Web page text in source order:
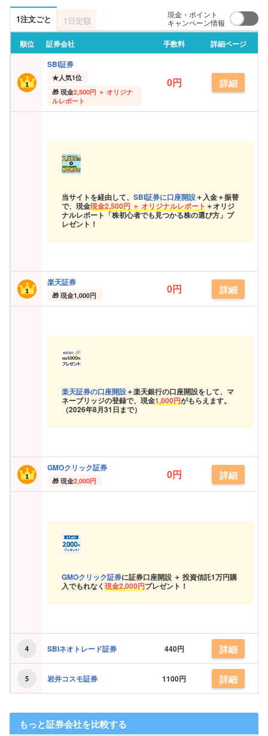
1注文ごと 1日定額
現金・ポイント
キャンペーン情報
順位 証券会社 手数料
詳細ページ
SBI証券
★人気1位
現金2,500円 ＋ オリジナ
ルレポート
0円 詳細
当サイトを経由して、 SBI証券に口座開設＋入金＋振替
で、現金現金2,500円 ＋ オリジナルレポート ＋オリジ
ナルレポート「株初心者でも見つかる株の選び方」プ
レゼント！
楽天証券
現金1,000円 0円 詳細
楽天証券の口座開設＋楽天銀行の口座開設をして、マ
ネーブリッジの登録で、現金1,000円がもらえます。
（2026年8月31日まで）
GMOクリック証券
現金2,000円 0円 詳細
GMOクリック証券に証券口座開設 ＋ 投資信託1万円購
入でもれなく現金2,000円プレゼント！
SBIネオトレード証券 440円 詳細
岩井コスモ証券 1100円 詳細
もっと証券会社を比較する